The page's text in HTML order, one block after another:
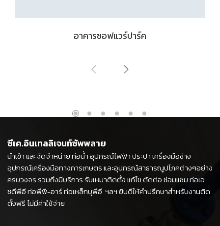
อาคารซอฟแวร์ปาร์ค
ซีเค.อินเทลลิเจนท์ซัพพลาย
นำเข้า และจัดจำหน่าย ท่อน้ำ อุปกรณ์ไฟฟ้า ประปา เครื่องมือช่าง
อุปกรณ์เครื่องมือทางการเกษตร และอุปกรณ์สาธารณูปโภคต่างๆอย่าง
ครบวงจร รวมถึงมีบริการ รับเหมาติดตั้ง แก้ไข ตัดต่อ ซ่อมแซม ท่อเอ
ชดีพีอี ท่อพีพี-อาร์ ท่อเหล็กบุพีอี ฯลฯ ยินดีให้คำปรึกษาสำหรับงานติด
ตั้งฟรี ไม่มีค่าใช้จ่าย